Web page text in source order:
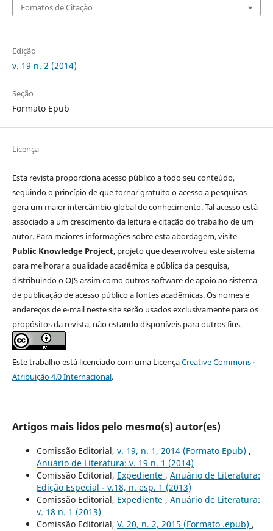
Fomatos de Citação
Edição
v. 19 n. 2 (2014)
Seção
Formato Epub
Licença
Esta revista proporciona acesso público a todo seu conteúdo,
seguindo o princípio de que tornar gratuito o acesso a pesquisas
gera um maior intercâmbio global de conhecimento. Tal acesso está
associado a um crescimento da leitura e citação do trabalho de um
autor. Para maiores informações sobre esta abordagem, visite
Public Knowledge Project, projeto que desenvolveu este sistema
para melhorar a qualidade acadêmica e pública da pesquisa,
distribuindo o OJS assim como outros software de apoio ao sistema
de publicação de acesso público a fontes acadêmicas. Os nomes e
endereços de e-mail neste site serão usados exclusivamente para os
propósitos da revista, não estando disponíveis para outros fins.
Este trabalho está licenciado com uma LicençaCreative Commons -
Atribuição 4.0 Internacional.
Artigos mais lidos pelo mesmo(s) autor(es)
Comissão Editorial, v. 19, n. 1, 2014 (Formato Epub) ,
Anuário de Literatura: v. 19 n. 1 (2014)
Comissão Editorial, Expediente , Anuário de Literatura:
Edição Especial - v.18, n. esp. 1 (2013)
Comissão Editorial, Expediente , Anuário de Literatura:
v. 18 n. 1 (2013)
Comissão Editorial, V. 20, n. 2, 2015 (Formato .epub) ,